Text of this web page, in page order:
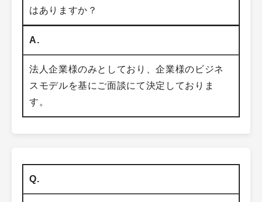
はありますか？
A.
法人企業様のみとしており、企業様のビジネ
スモデルを基にご面談にて決定しておりま
す。
Q.